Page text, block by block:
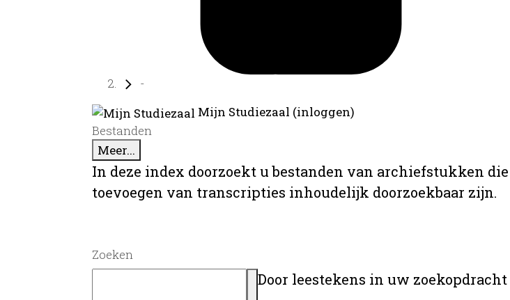
-
Mijn Studiezaal (inloggen)
Bestanden
Meer...
In deze index doorzoekt u bestanden van archiefstukken
toevoegen van transcripties inhoudelijk doorzoekbaar zijn.
Zoeken
Door leestekens in uw